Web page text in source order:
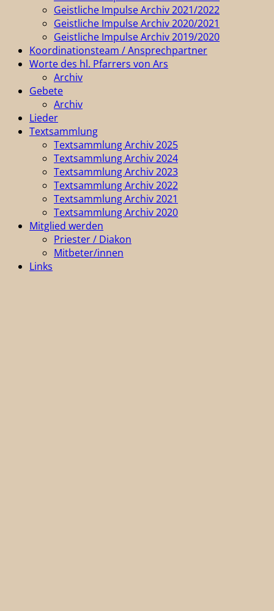
Geistliche Impulse Archiv 2021/2022
Geistliche Impulse Archiv 2020/2021
Geistliche Impulse Archiv 2019/2020
Koordinationsteam / Ansprechpartner
Worte des hl. Pfarrers von Ars
Archiv
Gebete
Archiv
Lieder
Textsammlung
Textsammlung Archiv 2025
Textsammlung Archiv 2024
Textsammlung Archiv 2023
Textsammlung Archiv 2022
Textsammlung Archiv 2021
Textsammlung Archiv 2020
Mitglied werden
Priester / Diakon
Mitbeter/innen
Links